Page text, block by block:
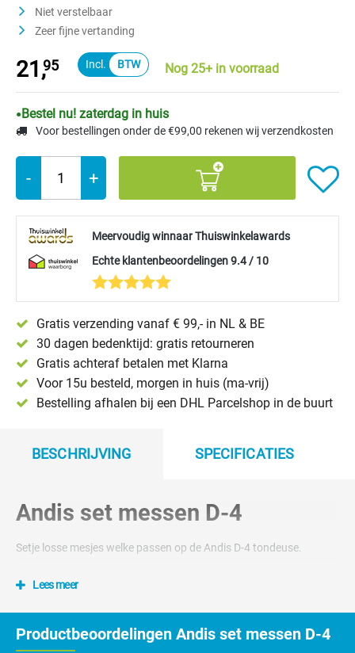
Niet verstelbaar
Zeer fijne vertanding
21,95 Nog 25+ in voorraad
Bestel nu! zaterdag in huis
Voor bestellingen onder de €99,00 rekenen wij verzendkosten
- +
Meervoudig winnaar Thuiswinkelawards
Echte klantenbeoordelingen 9.4 / 10
Gratis verzending vanaf € 99,- in NL & BE
30 dagen bedenktijd: gratis retourneren
Gratis achteraf betalen met Klarna
Voor 15u besteld, morgen in huis (ma-vrij)
Bestelling afhalen bij een DHL Parcelshop in de buurt
BESCHRIJVING SPECIFICATIES
Andis set messen D-4
Setje losse mesjes welke passen op de Andis D-4 tondeuse.
Lees meer
Productbeoordelingen Andis set messen D-4